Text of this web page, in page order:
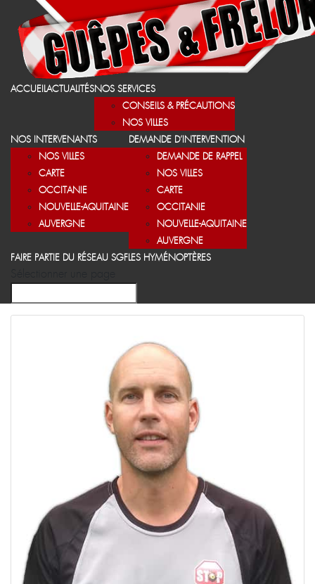
ACCUEILACTUALITÉSNOS SERVICES
CONSEILS & PRÉCAUTIONS
NOS VILLES
NOS INTERVENANTS
NOS VILLES
CARTE
OCCITANIE
NOUVELLE-AQUITAINE
AUVERGNE
DEMANDE D’INTERVENTION
DEMANDE DE RAPPEL
NOS VILLES
CARTE
OCCITANIE
NOUVELLE-AQUITAINE
AUVERGNE
FAIRE PARTIE DU RÉSEAU SGFLES HYMÉNOPTÈRES